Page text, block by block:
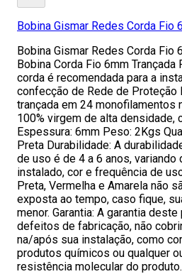
Bobina Gismar Redes Corda Fio
Bobina Gismar Redes Corda Fio
Bobina Corda Fio 6mm
corda é recomendada para a
confecção de Rede de Proteção
trançada em 24 monofilamentos
100% virgem de alta densidade,
Espessura: 6mm Peso: 2Kgs
Preta Durabilidade: A
de uso é de 4 a 6 anos,
instalado, cor e frequência de
Preta, Vermelha e Amarela não
exposta ao tempo, caso fique,
menor. Garantia: A garantia
defeitos de fabricação, não
na/após sua instalação, como
produtos químicos ou qualquer
resistência molecular do produto.